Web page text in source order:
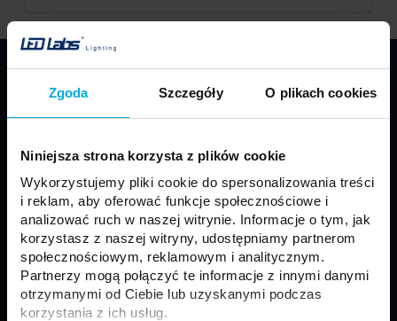
Zgoda Szczegóły O plikach cookies
Niniejsza strona korzysta z plików cookie
Wykorzystujemy pliki cookie do spersonalizowania treści
i reklam, aby oferować funkcje społecznościowe i
analizować ruch w naszej witrynie. Informacje o tym, jak
korzystasz z naszej witryny, udostępniamy partnerom
społecznościowym, reklamowym i analitycznym.
Partnerzy mogą połączyć te informacje z innymi danymi
otrzymanymi od Ciebie lub uzyskanymi podczas
korzystania z ich usług.
Zasilacze Sterowniki
Oprawy sufitowe Moduły
Motoryzacja Złącza i akcesoria
Panele LED Naświetlacze LED
Neony LED Lampy zewnętrzne